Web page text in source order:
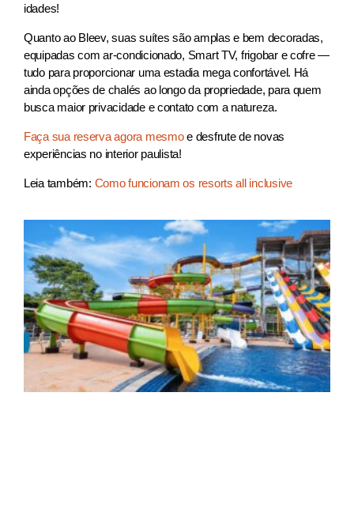
idades!
Quanto ao Bleev, suas suítes são amplas e bem decoradas,
equipadas com ar-condicionado, Smart TV, frigobar e cofre —
tudo para proporcionar uma estadia mega confortável. Há
ainda opções de chalés ao longo da propriedade, para quem
busca maior privacidade e contato com a natureza.
Faça sua reserva agora mesmoe desfrute de novas
experiências no interior paulista!
Leia também: Como funcionam os resorts all inclusive